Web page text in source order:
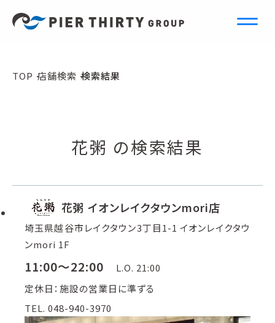
TOP 店舗検索 検索結果
花粥 の検索結果
花粥 イオンレイクタウンmori店
埼玉県越谷市レイクタウン3丁目1-1 イオンレイクタウ
ンmori 1F
11:00～22:00
L.O. 21:00
定休日：施設の営業日に準ずる
TEL. 048-940-3970